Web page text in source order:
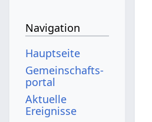
Navigation
Hauptseite
Gemeinschafts­
portal
Aktuelle
Ereignisse